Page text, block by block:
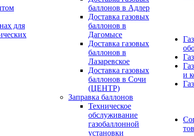
для
баллонов в Адлер
Доставка газовых
баллонов в
Дагомысе
Доставка газовых
баллонов в
Лазаревское
Доставка газовых
баллонов в Сочи
(ЦЕНТР)
Заправка баллонов
Техническое
обслуживание
газобаллонной
установки
и